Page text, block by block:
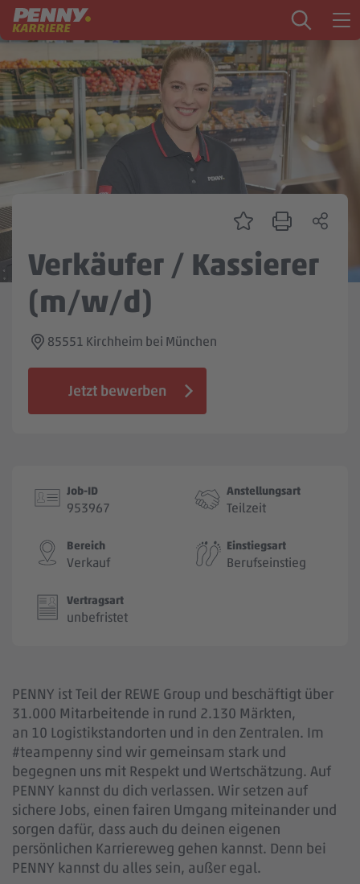
Zum Inhalt springen
Startseite
PENNY als Arbeitgeber
Ausbildung
Markt
Zentrale & Vertrieb
Mein Kandidat:innenprofil
Jobbörse
Verkäufer / Kassierer
(m/w/d)
85551 Kirchheim bei München
Jetzt bewerben
Job-ID
953967
Anstellungsart
Teilzeit
Bereich
Verkauf
Einstiegsart
Berufseinstieg
Vertragsart
unbefristet
PENNY ist Teil der REWE Group und beschäftigt über
31.000 Mitarbeitende in rund 2.130 Märkten,
an 10 Logistikstandorten und in den Zentralen. Im
#teampenny sind wir gemeinsam stark und
begegnen uns mit Respekt und Wertschätzung. Auf
PENNY kannst du dich verlassen. Wir setzen auf
sichere Jobs, einen fairen Umgang miteinander und
sorgen dafür, dass auch du deinen eigenen
persönlichen Karriereweg gehen kannst. Denn bei
PENNY kannst du alles sein, außer egal.